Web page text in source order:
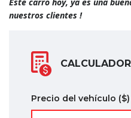
nuestros clientes !
Precio del vehículo ($)